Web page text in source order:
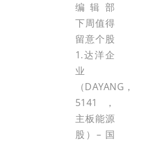
编辑部
下周值得
留意个股
1.达洋企
业
（DAYANG，
5141，
主板能源
股）– 国